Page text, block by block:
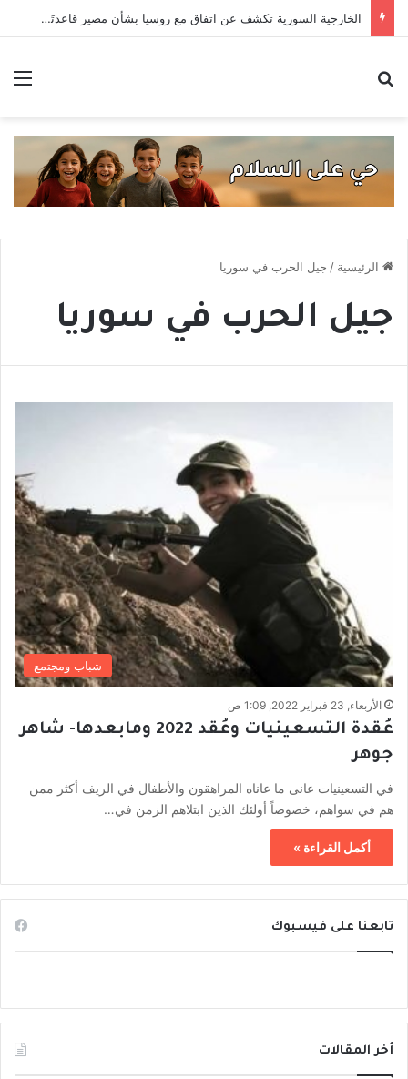
الخارجية السورية تكشف عن اتفاق مع روسيا بشأن مصير قاعدتَي حميميم وطرطوس
الرئيسية / جيل الحرب في سوريا
جيل الحرب في سوريا
شباب ومجتمع
الأربعاء, 23 فبراير 2022, 1:09 ص
عُقدة التسعينيات وعُقد 2022 ومابعدها- شاهر
جوهر
في التسعينيات عانى ما عاناه المراهقون والأطفال في الريف أكثر ممن
هم في سواهم، خصوصاً أولئك الذين ابتلاهم الزمن في…
أكمل القراءة »
تابعنا على فيسبوك
أخر المقالات